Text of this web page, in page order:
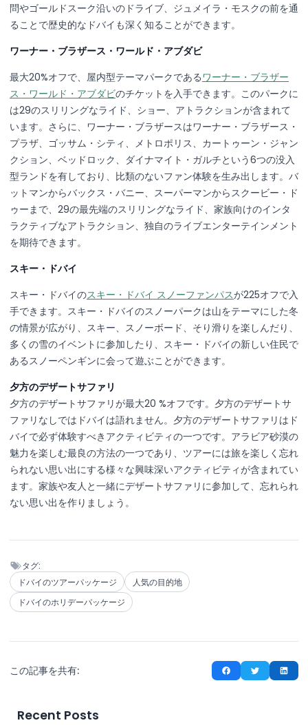
問やゴールドスーク沿いのドライブ、ジュメイラ・モスクの前を通
ることで歴史的なドバイも深く知ることができます。
ワーナー・ブラザース・ワールド・アブダビ
最大20%オフで、屋内型テーマパークである ワーナー・ブラザー
ス・ワールド・アブダビのチケットを入手できます。このパークに
は29のスリリングなライド、ショー、アトラクションが含まれて
います。さらに、ワーナー・ブラザースはワーナー・ブラザース・
プラザ、ゴッサム・シティ、メトロポリス、カートゥーン・ジャン
クション、ベッドロック、ダイナマイト・ガルチという6つの没入
型ランドを有しており、比類のないファン体験を生み出します。バ
ットマンからバックス・バニー、スーパーマンからスクービー・ド
ゥーまで、29の最先端のスリリングなライド、家族向けのインタ
ラクティブなアトラクション、独自のライブエンターテインメント
を期待できます。
スキー・ドバイ
スキー・ドバイのスキー・ドバイ スノーファンパスが225オフで入
手できます。スキー・ドバイのスノーパークは山をテーマにした冬
の情景が広がり、スキー、スノーボード、そり滑りを楽しんだり、
多くの雪のイベントに参加したり、スキー・ドバイの新しい住民で
あるスノーペンギンに会って遊ぶことができます。
夕方のデザートサファリ
夕方のデザートサファリが最大20 %オフです。夕方のデザートサ
ファリなしではドバイは語れません。夕方のデザートサファリはド
バイで必ず体験すべきアクティビティの一つです。アラビア砂漠の
魅力を楽しむ最良の方法の一つであり、ツアーには旅を楽しく忘れ
られない思い出にする様々な興味深いアクティビティが含まれてい
ます。家族や友人と一緒にデザートサファリに参加して、忘れられ
ない思い出を作りましょう。
タグ:
ドバイのツアーパッケージ
人気の目的地
ドバイのホリデーパッケージ
この記事を共有:
Recent Posts